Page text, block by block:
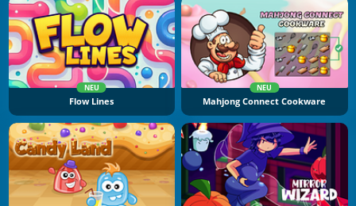
NEU
Flow Lines
NEU
Mahjong Connect Cookware